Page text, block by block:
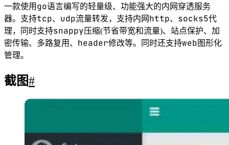
一款使用 go语言编写的轻量级、功能强大的内网穿透服务
器。支持tcp、 udp流量转发，支持内网 http、 socks5代
理，同时支持snappy压缩(节省带宽和流量)、站点保护、加
密传输、多路复用、 header修改等。同时还支持web 图形化
管理。
截图#